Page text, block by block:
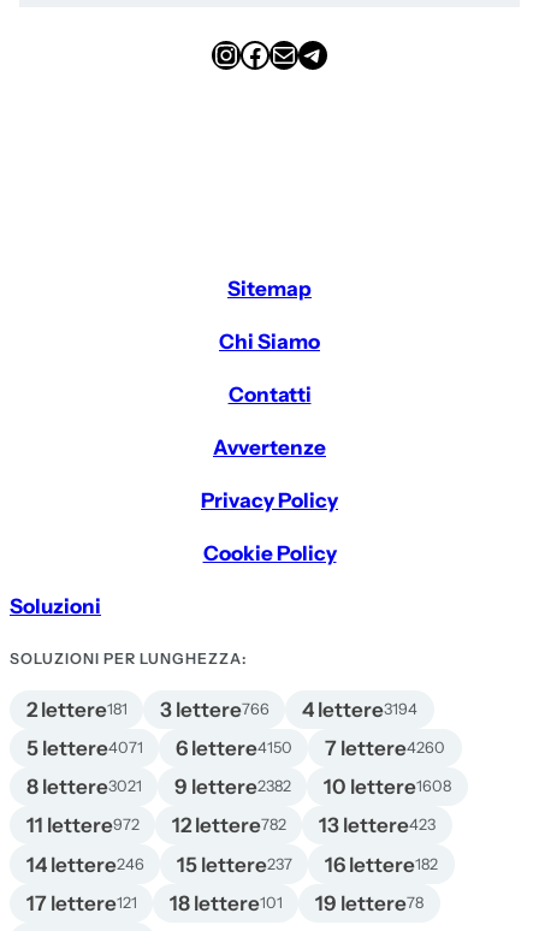
InstagramFacebook Email Telegram
Sitemap
Chi Siamo
Contatti
Avvertenze
Privacy Policy
Cookie Policy
Soluzioni
SOLUZIONI PER LUNGHEZZA:
2 lettere181 3 lettere766 4 lettere3194
5 lettere4071 6 lettere4150 7 lettere4260
8 lettere3021 9 lettere2382 10 lettere1608
11 lettere972 12 lettere782 13 lettere423
14 lettere246 15 lettere237 16 lettere182
17 lettere121 18 lettere101 19 lettere78